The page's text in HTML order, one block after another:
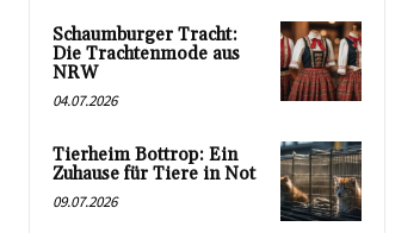
Schaumburger Tracht:
Die Trachtenmode aus
NRW
04.07.2026
Tierheim Bottrop: Ein
Zuhause für Tiere in Not
09.07.2026